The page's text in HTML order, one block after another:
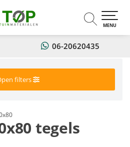
06-20620435
0
MENU
filters
tegels